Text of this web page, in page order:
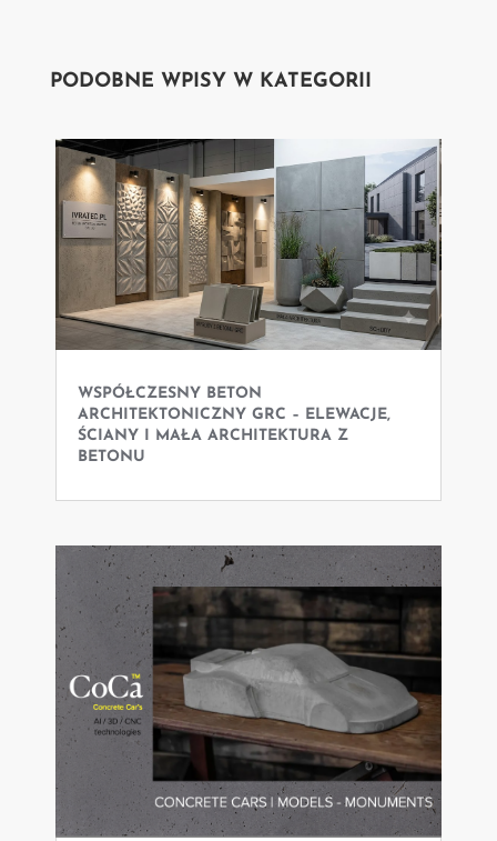
PODOBNE WPISY W KATEGORII
WSPÓŁCZESNY BETON
ARCHITEKTONICZNY GRC – ELEWACJE,
ŚCIANY I MAŁA ARCHITEKTURA Z
BETONU